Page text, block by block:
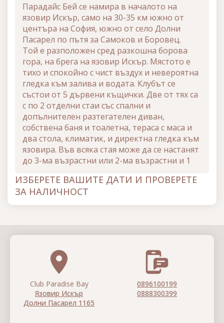
Парадайс Бей се намира в началото на
язовир Искър, само на 30-35 км южно от
центъра на София, южно от село Долни
Пасарел по пътя за Самоков и Боровец.
Той е разположен сред разкошна борова
гора, на брега на язовир Искър. Мястото е
тихо и спокойно с чист въздух и невероятна
гледка към залива и водата. Клубът се
състои от 5 дървени къщички. Две от тях са
с по 2 отделни стаи със спални и
допълнителен разтегателен диван,
собствена баня и тоалетна, тераса с маса и
два стола, климатик, и директна гледка към
язовира. Във всяка стая може да се настанят
до 3-ма възрастни или 2-ма възрастни и 1
човека, като тя е с една спалня и bunk bed
(легло на два етажа), самостоятелна бана с
тоалетна и климатик. До нея е сауната,
къщичка е с директна гледка съм басейна и
релакс зоната на Парадайс Бей. Тя се състои
две стаи със спални и всекидневна с
разтегателен двоен диван, климатик. Пред
нея е релакс зоната и басейна. Модерно
оборудвана и изключително конфортна е и
петата къщичка. Тя представлява една
ИЗБЕРЕТЕ ВАШИТЕ ДАТИ И ПРОВЕРЕТЕ
ЗА НАЛИЧНОСТ
Club Paradise Bay
Язовир Искър
Долни Пасарел 1165
0896100199
0888300399